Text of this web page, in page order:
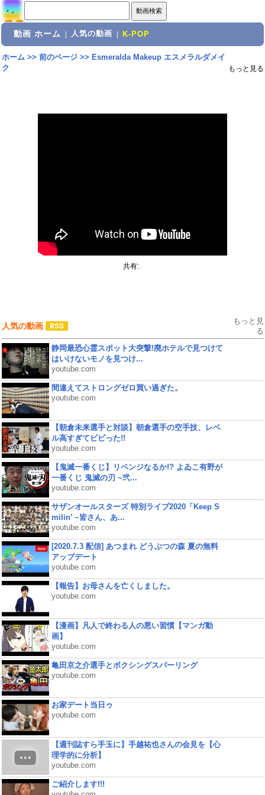
動画 ホーム 人気の動画 K-POP
ホーム>> 前のページ>> Esmeralda Makeup エスメラルダメイ
ク
もっと見る
共有:
人気の動画
もっと見
る
静岡最恐心霊スポット大突撃!廃ホテルで見つけて
はいけないモノを見つけ...
youtube.com
間違えてストロングゼロ買い過ぎた。
youtube.com
【朝倉未来選手と対談】朝倉選手の空手技、レベ
ル高すぎてビビった!!
youtube.com
【鬼滅一番くじ】リベンジなるか!? よゐこ有野が
一番くじ 鬼滅の刃 ~弐...
youtube.com
サザンオールスターズ 特別ライブ2020「Keep S
milin’ ~皆さん、あ...
youtube.com
[2020.7.3 配信] あつまれ どうぶつの森 夏の無料
アップデート
youtube.com
【報告】お母さんを亡くしました。
youtube.com
【漫画】凡人で終わる人の悪い習慣【マンガ動
画】
youtube.com
亀田京之介選手とボクシングスパーリング
youtube.com
お家デート当日ゥ
youtube.com
【週刊誌すら手玉に】手越祐也さんの会見を【心
理学的に分析】
youtube.com
ご紹介します!!!